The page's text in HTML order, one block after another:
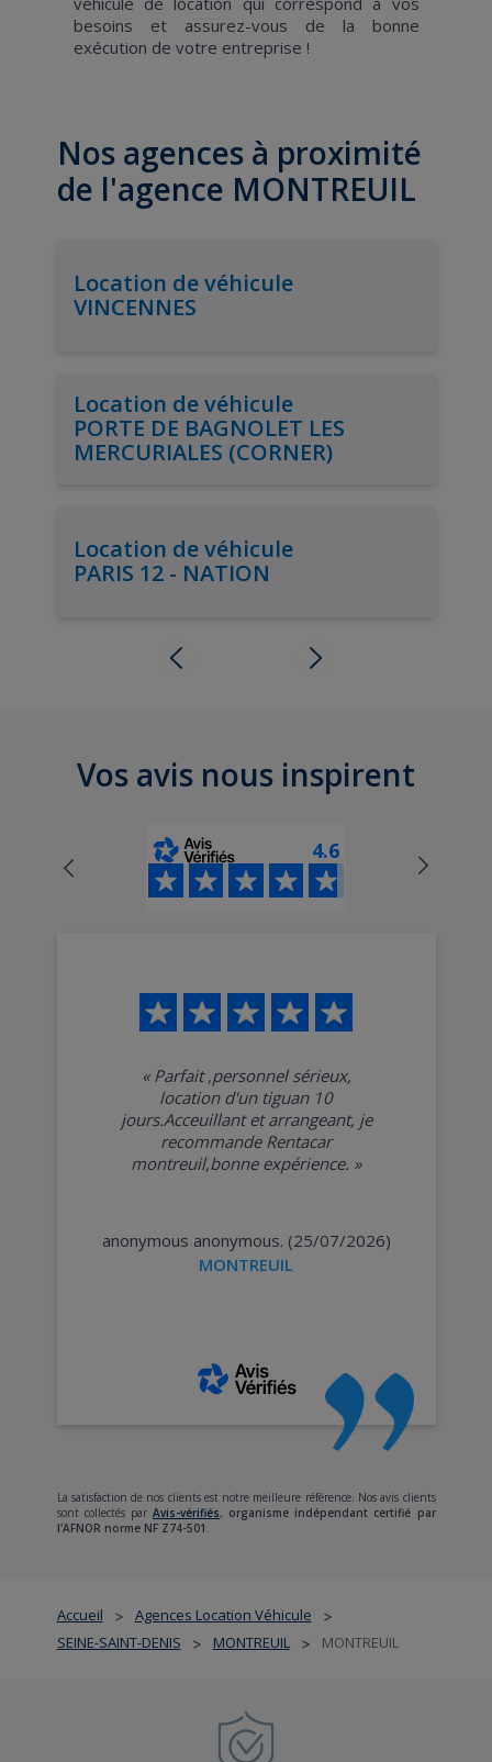
Accueil > Agences Location Véhicule >
SEINE-SAINT-DENIS > MONTREUIL > MONTREUIL
besoins et assurez-vous de la bonne
exécution de votre entreprise !
Nos agences à proximité
de l'agence MONTREUIL
Location de véhicule
VINCENNES
Location de véhicule
PORTE DE BAGNOLET LES
MERCURIALES (CORNER)
Location de véhicule
PARIS 12 - NATION
Vos avis nous inspirent
4.6
« Parfait ,personnel sérieux,
location d'un tiguan 10
jours.Acceuillant et arrangeant, je
recommande Rentacar
montreuil,bonne expérience. »
anonymous anonymous. (25/07/2026)
MONTREUIL
La satisfaction de nos clients est notre meilleure référence. Nos avis clients
sont collectés par Avis-vérifiés, organisme indépendant certifié par
l'AFNOR norme NF Z74-501.